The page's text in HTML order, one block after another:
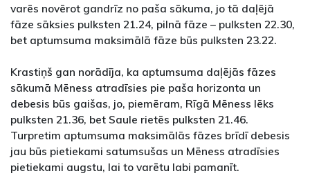
varēs novērot gandrīz no paša sākuma, jo tā daļējā
fāze sāksies pulksten 21.24, pilnā fāze – pulksten 22.30,
bet aptumsuma maksimālā fāze būs pulksten 23.22.
Krastiņš gan norādīja, ka aptumsuma daļējās fāzes
sākumā Mēness atradīsies pie paša horizonta un
debesis būs gaišas, jo, piemēram, Rīgā Mēness lēks
pulksten 21.36, bet Saule rietēs pulksten 21.46.
Turpretim aptumsuma maksimālās fāzes brīdī debesis
jau būs pietiekami satumsušas un Mēness atradīsies
pietiekami augstu, lai to varētu labi pamanīt.